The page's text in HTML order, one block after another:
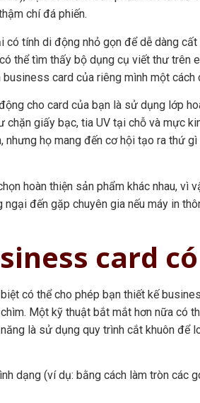
chí đá phiến.
có tính di động nhỏ gọn để dễ dàng
thể tìm thấy bộ dụng cụ viết thư trên
card của riêng mình một cách
cho card của bạn là sử dụng lớp
giấy bạc, tia UV tại chỗ và mực
nhưng họ mang đến cơ hội tạo ra thứ
hoàn thiện sản phẩm khác nhau, vì
đến gặp chuyên gia nếu máy in
card
có thể cho phép bạn thiết kế
Một kỹ thuật bắt mắt hơn nữa có
là sử dụng quy trình cắt khuôn để
dạng (ví dụ: bằng cách làm tròn các